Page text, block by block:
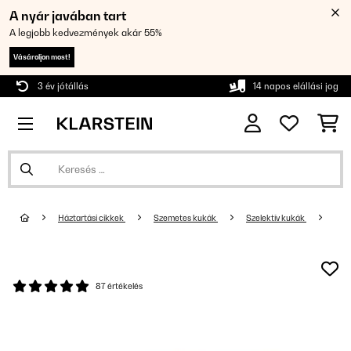
A nyár javában tart
A legjobb kedvezmények akár 55%
Vásároljon most!
3 év jótállás 14 napos elállási jog
Háztartási cikkek Szemetes kukák Szelektív kukák
87 értékelés